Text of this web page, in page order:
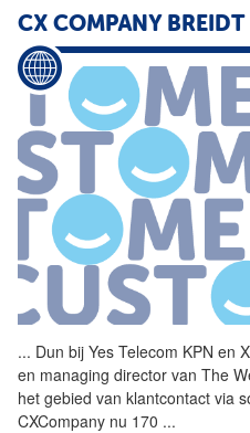
CX COMPANY BREIDT
... Dun bij Yes Telecom KPN en
en managing director van The
het gebied van klantcontact via
CXCompany nu 170 ...